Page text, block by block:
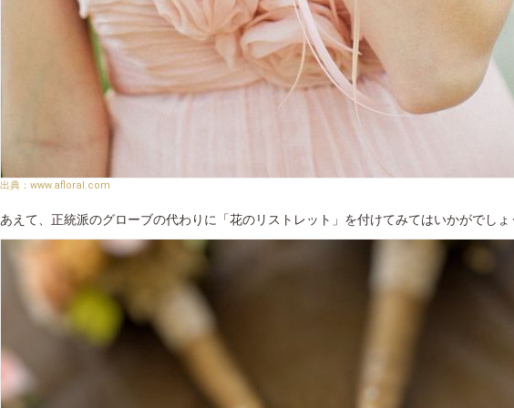
www.afloral.com
あえて、正統派のグローブの代わりに「花のリストレット」を付けてみてはいかがでしょ